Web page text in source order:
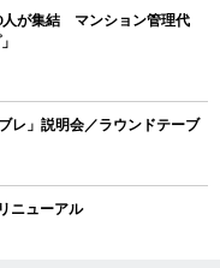
人が集結 マンション管理代
レ」説明会／ラウンドテーブ
ニューアル